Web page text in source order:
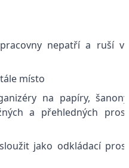
nepatří a ruší
místo
na papíry,
a přehledných
jako odkládací